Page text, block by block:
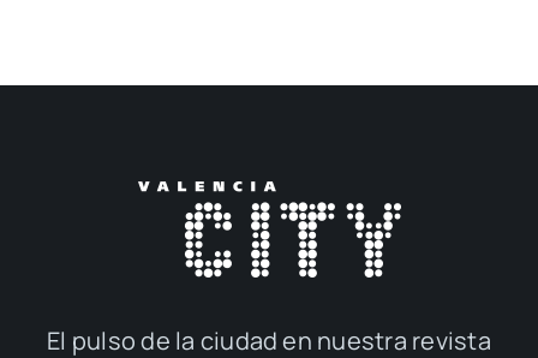
El pul­so de la ciu­dad en nues­tra revis­ta